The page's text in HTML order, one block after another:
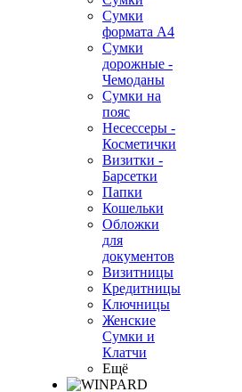
Сумки
формата А4
Сумки
дорожные -
Чемоданы
Сумки на
пояс
Несессеры -
Косметички
Визитки -
Барсетки
Папки
Кошельки
Обложки
для
документов
Визитницы
Кредитницы
Ключницы
Женские
Сумки и
Клатчи
Ещё